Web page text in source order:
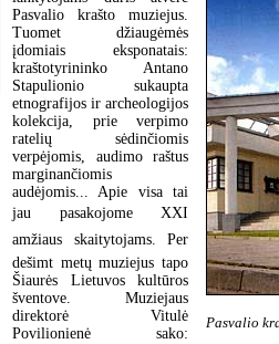
Pasvalio
Pasvalio krašto muziejus.
Tuomet džiaugėmės
įdomiais eksponatais:
kraštotyrininko Antano
Stapulionio sukaupta
etnografijos ir archeologijos
kolekcija, prie verpimo
ratelių sėdinčiomis
verpėjomis, audimo raštus
marginančiomis
audėjomis... Apie visa tai
jau pasakojome XXI
amžiaus skaitytojams. Per
dešimt metų muziejus tapo
Šiaurės Lietuvos kultūros
šventove. Muziejaus
direktorė Vitulė
Povilionienė sako: